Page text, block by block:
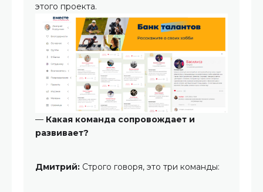
этого проекта.
— Какая команда сопровождает и
развивает?
Дмитрий: Строго говоря, это три команды: